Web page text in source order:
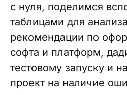
с нуля, поделимся
таблицами для
рекомендации по
софта и платформ,
тестовому запуску и
проект на наличие